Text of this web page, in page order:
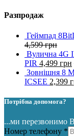
Разпродаж
Геймпад
4,599грн
Вулична 4G
PIR 4,499 грн
Зовнішня 8
ICSEE 2,399
Потрібна допомога?
...ми перезвонимо
Номер телефону *